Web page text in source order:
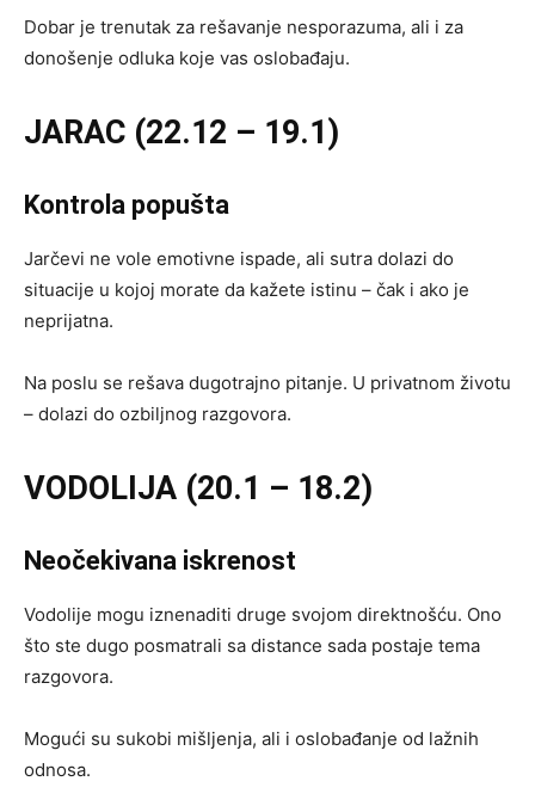
Dobar je trenutak za rešavanje nesporazuma, ali i za
donošenje odluka koje vas oslobađaju.
JARAC (22.12 – 19.1)
Kontrola popušta
Jarčevi ne vole emotivne ispade, ali sutra dolazi do
situacije u kojoj morate da kažete istinu – čak i ako je
neprijatna.
Na poslu se rešava dugotrajno pitanje. U privatnom životu
– dolazi do ozbiljnog razgovora.
VODOLIJA (20.1 – 18.2)
Neočekivana iskrenost
Vodolije mogu iznenaditi druge svojom direktnošću. Ono
što ste dugo posmatrali sa distance sada postaje tema
razgovora.
Mogući su sukobi mišljenja, ali i oslobađanje od lažnih
odnosa.